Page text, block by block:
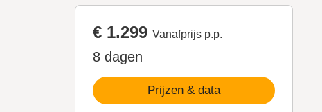
€ 1.299 Vanafprijs p.p.
8 dagen
Prijzen & data